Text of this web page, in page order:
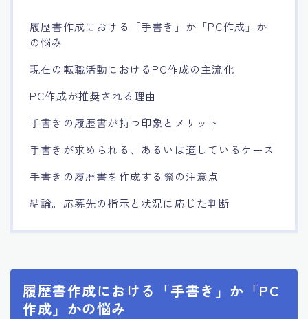
履歴書作成における「手書き」か「PC作成」か
の悩み
現在の転職活動におけるPC作成の主流化
PC作成が推奨される理由
手書きの履歴書が持つ印象とメリット
手書きが求められる、あるいは適しているケース
手書きの履歴書を作成する際の注意点
結論。応募先の指示と状況に応じた判断
履歴書作成における「手書き」か「PC
作成」かの悩み